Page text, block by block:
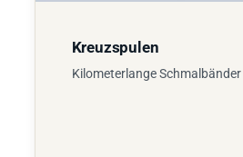
Kreuzspulen
Kilometerlange Schmalbänder